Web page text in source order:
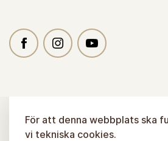
För att denna webbplats ska
vi tekniska cookies.